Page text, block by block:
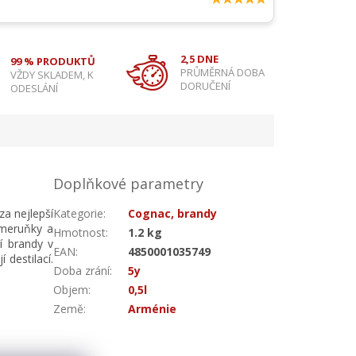
99 % PRODUKTŮ
VŽDY SKLADEM, K
ODESLÁNÍ
2,5 DNE
PRŮMĚRNÁ DOBA
DORUČENÍ
nejlepší
a
brandy v
destilací.
Doplňkové parametry
Kategorie:
Cognac, brandy
Hmotnost:
1.2 kg
EAN:
4850001035749
Doba zrání:
5y
Objem:
0,5l
Země: Arménie